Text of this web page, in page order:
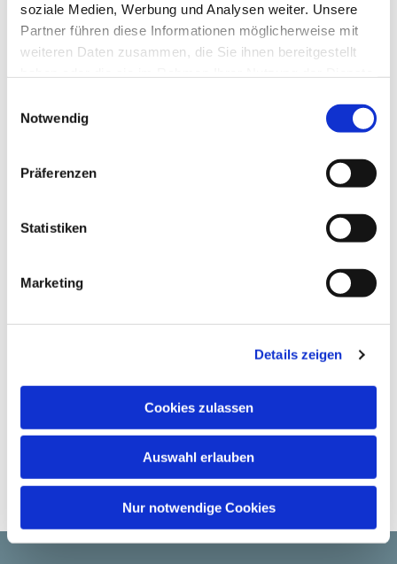
soziale Medien, Werbung und Analysen weiter. Unsere
Partner führen diese Informationen möglicherweise mit
weiteren Daten zusammen, die Sie ihnen bereitgestellt
Notwendig
Präferenzen
Statistiken
Marketing
Details zeigen
Cookies zulassen
Auswahl erlauben
Nur notwendige Cookies
Dies könnte Sie auch
interessieren